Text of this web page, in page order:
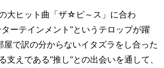
大ヒット曲「ザ☆ピ～ス」に合わ
ーテインメント”というテロップが躍
で訳の分からないイタズラをし合った
えである”推し”との出会いを通して、